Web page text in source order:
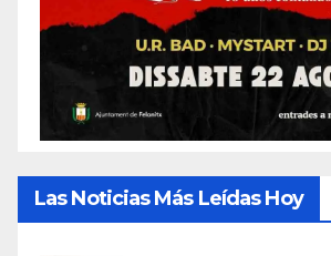
Las Noticias Más Leídas Hoy